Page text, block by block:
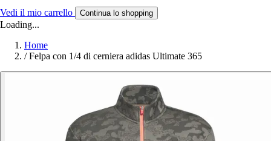
Vedi il mio carrello Continua lo shopping
Loading...
Home
/ Felpa con 1/4 di cerniera adidas Ultimate 365